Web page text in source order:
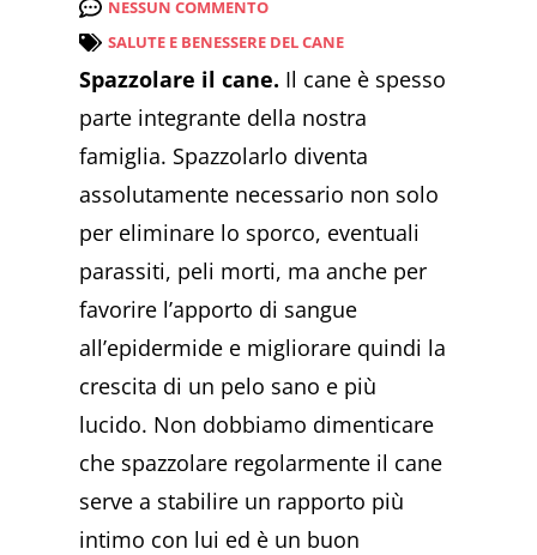
NESSUN COMMENTO
SALUTE E BENESSERE DEL CANE
Spazzolare il cane. Il cane è spesso
parte integrante della nostra
famiglia. Spazzolarlo diventa
assolutamente necessario non solo
per eliminare lo sporco, eventuali
parassiti, peli morti, ma anche per
favorire l’apporto di sangue
all’epidermide e migliorare quindi la
crescita di un pelo sano e più
lucido. Non dobbiamo dimenticare
che spazzolare regolarmente il cane
serve a stabilire un rapporto più
intimo con lui ed è un buon